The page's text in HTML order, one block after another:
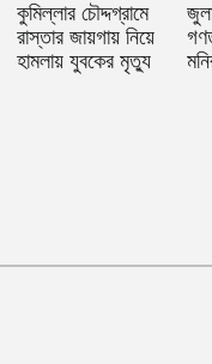
কুমিল্লার চৌদ্দগ্রামে
রাস্তার জায়গায় নিয়ে
হামলায় যুবকের মৃত্যু